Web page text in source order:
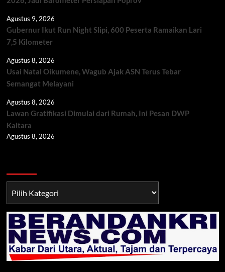
Agustus 9, 2026
Gubernur Ikut Run Night Slipi, 600 Peserta Ramaikan Lari
7,5 Kilometer
Agustus 8, 2026
Usai Natal Oikumene, Wagub Ajak ASN Terus Tebar
Semangat Melayani
Agustus 8, 2026
Lawan Gratifikasi Dimulai dari Rumah, Ini Pesan DWP
Kaltara
Agustus 8, 2026
TNI/POLRI